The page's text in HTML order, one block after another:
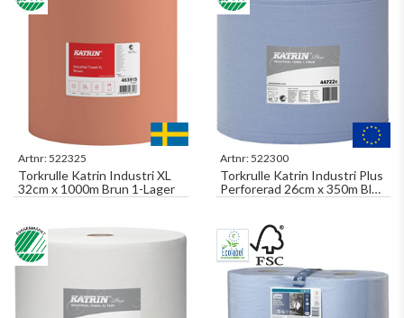
Artnr:522325
Torkrulle Katrin Industri XL
32cm x 1000m Brun 1-Lager
Artnr:522300
Torkrulle Katrin Industri Plus
Perforerad 26cm x 350m Blå
2-Lager 2rl/fp